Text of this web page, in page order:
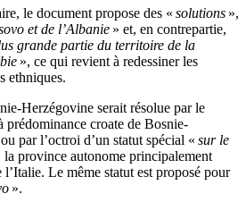
le document propose des « solutions »,
et de l’Albanie » et, en contrepartie,
grande partie du territoire de la
», ce qui revient à redessiner les
ethniques.
Herzégovine serait résolue par le
prédominance croate de Bosnie-
par l’octroi d’un statut spécial « sur le
la province autonome principalement
Le même statut est proposé pour
».